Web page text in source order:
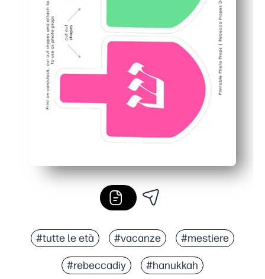
#tutte le età #vacanze #mestiere
#rebeccadiy #hanukkah